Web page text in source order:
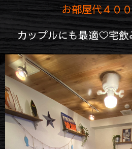
お部屋代４０
カップルにも最適♡宅